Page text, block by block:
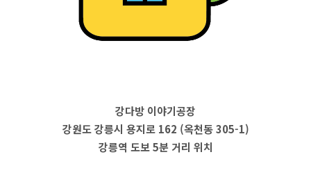
강다방 이야기공장
강원도 강릉시 용지로 162 (옥천동 305-1)
강릉역 도보 5분 거리 위치